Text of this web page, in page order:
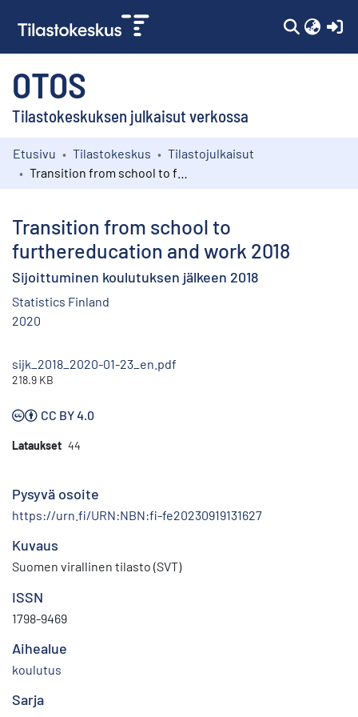
OTOS
Tilastokeskuksen julkaisut verkossa
Kokoelmat
Etusivu Tilastokeskus
Tilastojulkaisut
Transition from school to
furthereducation and work 2018
Sijoittuminen koulutuksen jälkeen 2018
Statistics Finland
2020
sijk_2018_2020-01-23_en.pdf
218.9 KB
CC BY 4.0
Lataukset 44
Pysyvä osoite
https://urn.fi/URN:NBN:fi-fe20230919131627
Kuvaus
Suomen virallinen tilasto (SVT)
ISSN
1798-9469
Aihealue
koulutus
Sarja